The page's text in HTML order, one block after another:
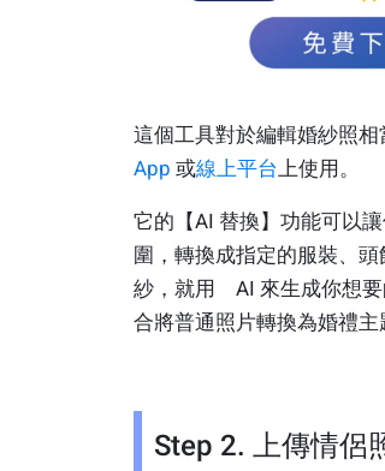
這個工具對於編輯婚紗照
App 或線上平台 上使用。
它的【AI 替換】功能可以
圍，轉換成指定的服裝、
紗，就用 AI 來生成你想要
合將普通照片轉換為婚禮主
Step 2. 上傳情侶